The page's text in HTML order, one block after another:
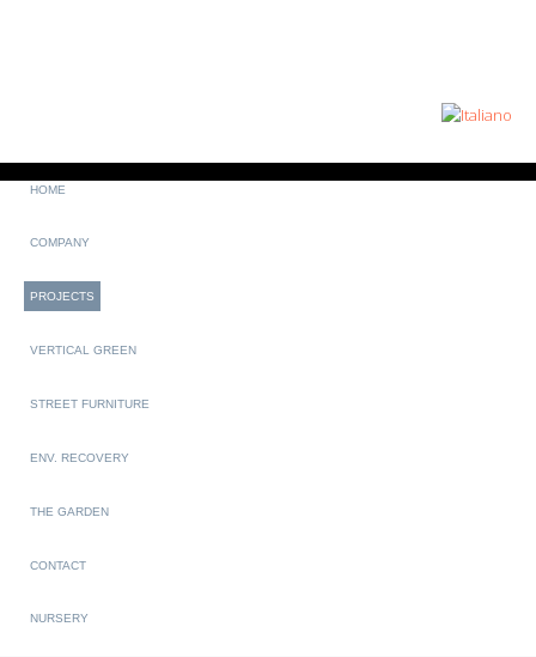
HOME
COMPANY
PROJECTS
VERTICAL GREEN
STREET FURNITURE
ENV. RECOVERY
THE GARDEN
CONTACT
NURSERY